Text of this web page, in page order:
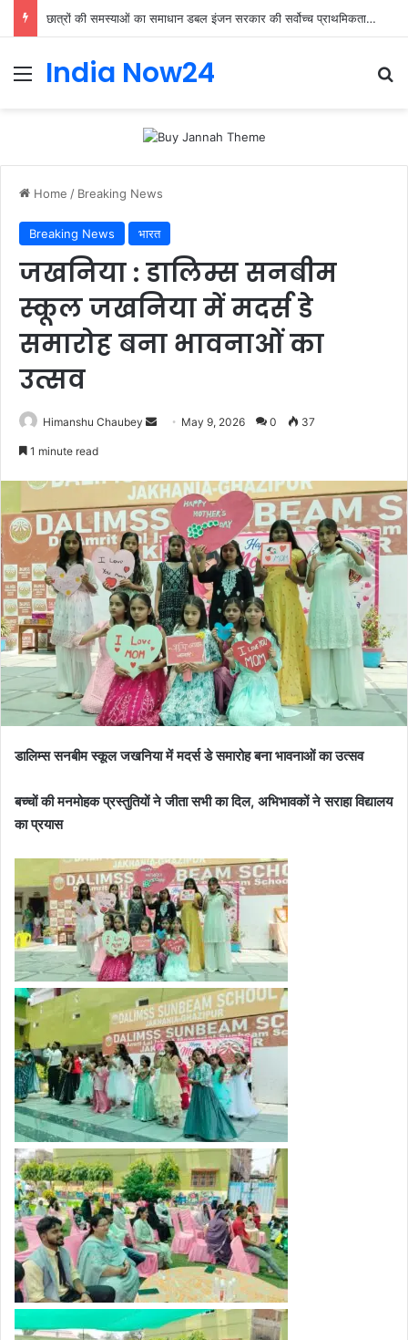
छात्रों की समस्याओं का समाधान डबल इंजन सरकार की सर्वोच्च प्राथमिकता केशव प्रसाद मौर्या
India Now24
Home / Breaking News
Breaking News भारत
जखनिया : डालिम्स सनबीम
स्कूल जखनिया में मदर्स डे
समारोह बना भावनाओं का
उत्सव
Himanshu Chaubey May 9, 2026 0 37
1 minute read
डालिम्स सनबीम स्कूल जखनिया में मदर्स डे समारोह बना भावनाओं का उत्सव
बच्चों की मनमोहक प्रस्तुतियों ने जीता सभी का दिल, अभिभावकों ने सराहा विद्यालय
का प्रयास